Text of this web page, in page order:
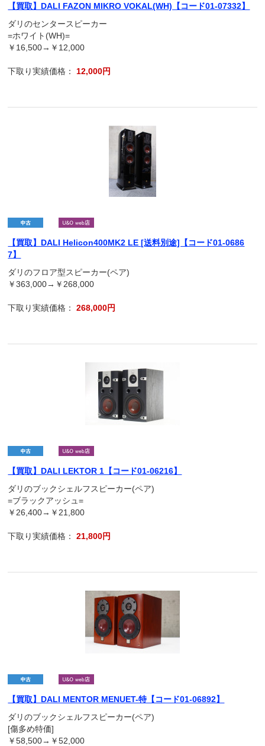
【買取】DALI FAZON MIKRO VOKAL(WH)【コード01-07332】
ダリのセンタースピーカー
=ホワイト(WH)=
￥16,500→￥12,000
下取り実績価格： 12,000円
【買取】DALI Helicon400MK2 LE [送料別途]【コード01-0686
7】
ダリのフロア型スピーカー(ペア)
￥363,000→￥268,000
下取り実績価格：268,000円
【買取】DALI LEKTOR 1【コード01-06216】
ダリのブックシェルフスピーカー(ペア)
=ブラックアッシュ=
￥26,400→￥21,800
下取り実績価格：21,800円
【買取】DALI MENTOR MENUET-特【コード01-06892】
ダリのブックシェルフスピーカー(ペア)
[傷多め特価]
￥58,500→￥52,000